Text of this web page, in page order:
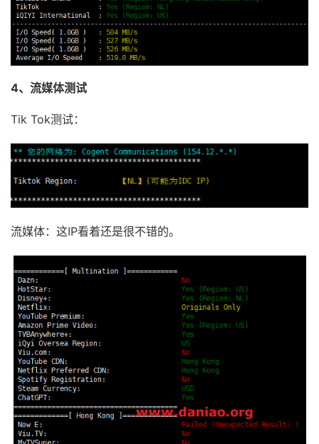
4、流媒体测试
Tik Tok测试：
流媒体：这IP看着还是很不错的。